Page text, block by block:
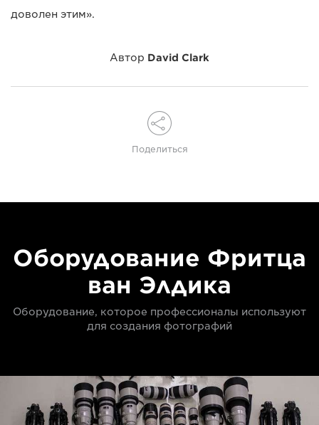
доволен этим».
Автор David Clark
Поделиться
Оборудование Фритца
ван Элдика
Оборудование, которое профессионалы используют
для создания фотографий